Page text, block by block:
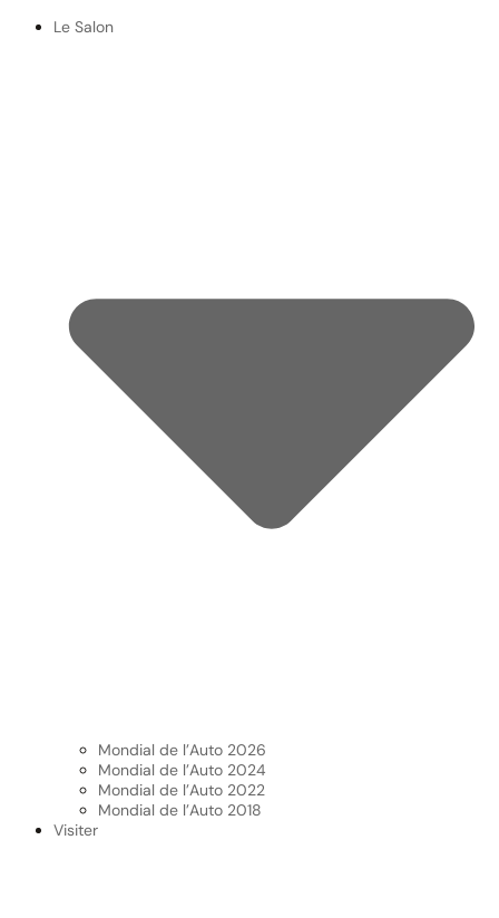
Le Salon
Mondial de l’Auto 2026
Mondial de l’Auto 2024
Mondial de l’Auto 2022
Mondial de l’Auto 2018
Visiter